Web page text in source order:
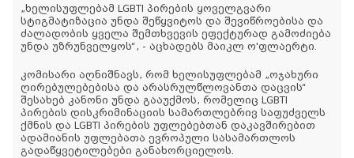
„ხელისუფლებამ LGBTI პირების ყოველგვარი
სტიგმატიზაცია უნდა შეწყვიტოს და შევიწროებისა და
ძალადობის ყველა შემთხვევის ეფექტურად გამოძიება
უნდა უზრუნველყოს“, - აცხადებს მაიკლ ო'ფლაერტი.
კომისარი აღნიშნავს, რომ ხელისუფლებამ „ოჯახური
ღირებულებებისა და არასრულწლოვანთა დაცვის“
შესახებ კანონი უნდა გააუქმოს, რომელიც LGBTI
პირების დისკრიმინაციის სამართლებრივ საფუძველს
ქმნის და LGBTI პირების უფლებებთან დაკავშირებით
ადამიანის უფლებათა ევროპული სასამართლოს
გადაწყვეტილებები განახორციელოს.